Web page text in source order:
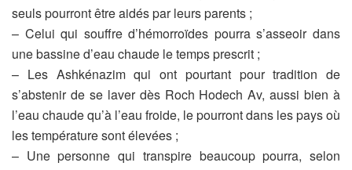
seulspourront être aidés par leurs parents ;
– Celui qui souffre d’hémorroïdes pourra s’asseoir dans
une bassined’eau chaude le temps prescrit ;
– Les Ashkénazim qui ont pourtant pour tradition de
s’abstenir de se laver dès Roch Hodech Av, aussi bien à
l’eau chaude qu’à l’eau froide, le pourront dans les pays où
les température sont élevées ;
– Une personne qui transpire beaucoup pourra, selon